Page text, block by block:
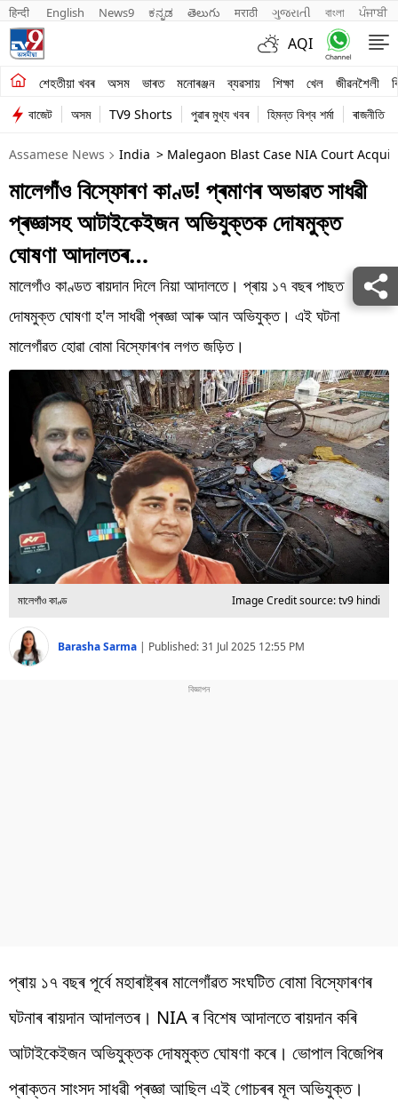
हिन्दी English News9 ಕನ್ನಡ తెలుగు मराठी ગુજરાતી বাংলা ਪੰਜਾਬੀ
AQI
শেহতীয়া খবৰ অসম ভাৰত মনোৰঞ্জন ব্যৱসায় শিক্ষা খেল জীৱনশৈলী
শেহতীয়া খবৰ
অসম
ভাৰত
মনোৰঞ্জন
ব্যৱসায়
শিক্ষা
খেল
প্ৰযুক্তি
Videos
বাজেট অসম TV9 Shorts পুৱাৰ মুখ্য খবৰ হিমন্ত বিশ্ব শৰ্মা ৰাজনীতি
Assamese News India > Malegaon Blast Case NIA Court
মালেগাঁও বিস্ফোৰণ কাণ্ড! প্ৰমাণৰ অভাৱত সাধৱী
প্ৰজ্ঞাসহ আটাইকেইজন অভিযুক্তক দোষমুক্ত
ঘোষণা আদালতৰ…
মালেগাঁও কাণ্ডত ৰায়দান দিলে নিয়া আদালতে। প্ৰায় ১৭ বছৰ পাছত
দোষমুক্ত ঘোষণা হ'ল সাধৱী প্ৰজ্ঞা আৰু আন অভিযুক্ত। এই ঘটনা
মালেগাঁৱত হোৱা বোমা বিস্ফোৰণৰ লগত জড়িত।
মালেগাঁও কাণ্ড Image Credit source: tv9 hindi
Barasha Sarma | Published:31 Jul 2025 12:55 PM
প্ৰায় ১৭ বছৰ পূৰ্বে মহাৰাষ্ট্ৰৰ মালেগাঁৱত সংঘটিত বোমা বিস্ফোৰণৰ
ঘটনাৰ ৰায়দান আদালতৰ। NIA ৰ বিশেষ আদালতে ৰায়দান কৰি
আটাইকেইজন অভিযুক্তক দোষমুক্ত ঘোষণা কৰে। ভোপাল বিজেপিৰ
প্ৰাক্তন সাংসদ সাধৱী প্ৰজ্ঞা আছিল এই গোচৰৰ মূল অভিযুক্ত।